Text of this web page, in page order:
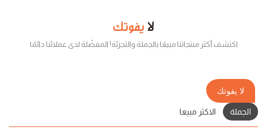
لايفوتك
اكتشف أكثر منتجاتنا مبيعًا بالجملة والتجزئة! المفضّلة لدى عملائنا دائمًا
لا يفوتك
الجملة الاكثر مبيعا